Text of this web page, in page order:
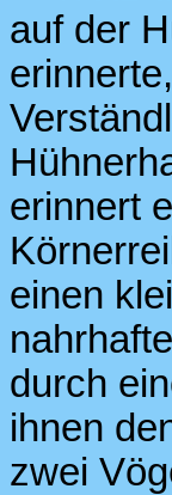
auf der
erinnert
einen
durch
ihnen
zwei